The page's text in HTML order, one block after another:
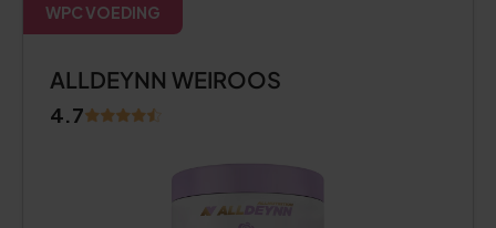
WPC VOEDING
ALLDEYNN WEIROOS
4.7